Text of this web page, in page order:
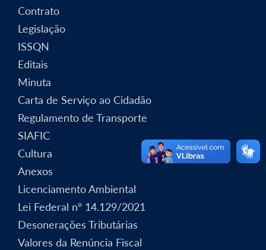
Contrato
Legislação
ISSQN
Editais
Minuta
Carta de Serviço ao Cidadão
Regulamento de Transporte
SIAFIC
Cultura
Anexos
Licenciamento Ambiental
Lei Federal nº 14.129/2021
Desonerações Tributárias
Valores da Renúncia Fiscal